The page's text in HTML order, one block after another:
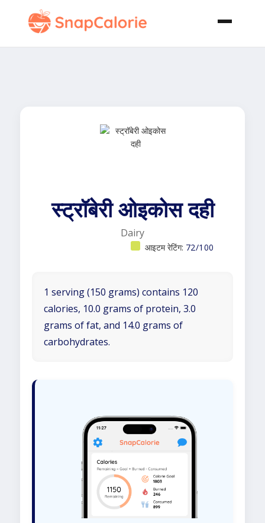
स्ट्रॉबेरी ओइकोस दही
Dairy
आइटम रेटिंग: 72/100
1 serving (150 grams) contains 120
calories, 10.0 grams of protein, 3.0
grams of fat, and 14.0 grams of
carbohydrates.